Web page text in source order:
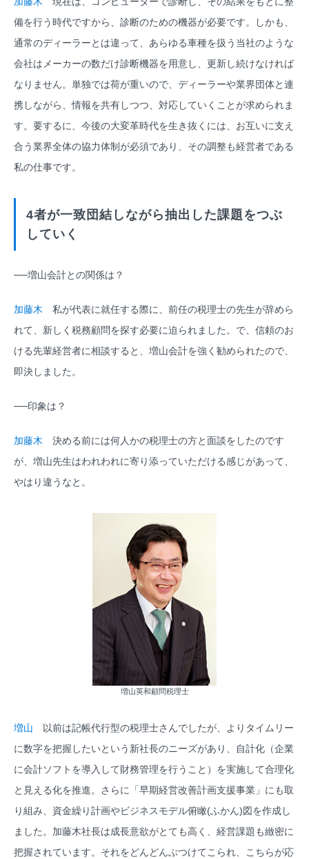
備を行う時代ですから、診断のための機器が必要です。しかも、
通常のディーラーとは違って、あらゆる車種を扱う当社のような
会社はメーカーの数だけ診断機器を用意し、更新し続けなければ
なりません。単独では荷が重いので、ディーラーや業界団体と連
携しながら、情報を共有しつつ、対応していくことが求められま
す。要するに、今後の大変革時代を生き抜くには、お互いに支え
合う業界全体の協力体制が必須であり、その調整も経営者である
私の仕事です。
4者が一致団結しながら抽出した課題をつぶ
していく
──増山会計との関係は？
加藤木 私が代表に就任する際に、前任の税理士の先生が辞めら
れて、新しく税務顧問を探す必要に迫られました。で、信頼のお
ける先輩経営者に相談すると、増山会計を強く勧められたので、
即決しました。
──印象は？
加藤木 決める前には何人かの税理士の方と面談をしたのです
が、増山先生はわれわれに寄り添っていただける感じがあって、
やはり違うなと。
増山英和顧問税理士
増山 以前は記帳代行型の税理士さんでしたが、よりタイムリー
に数字を把握したいという新社長のニーズがあり、自計化（企業
に会計ソフトを導入して財務管理を行うこと）を実施して合理化
と見える化を推進。さらに「早期経営改善計画支援事業」にも取
り組み、資金繰り計画やビジネスモデル俯瞰(ふかん)図を作成し
ました。加藤木社長は成長意欲がとても高く、経営課題も緻密に
把握されています。それをどんどんぶつけてこられ、こちらが応